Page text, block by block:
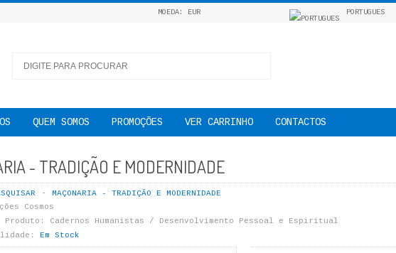
MOEDA: EUR PORTUGUES
QUEM SOMOS PROMOÇÕES VER CARRINHO CONTACTOS
- TRADIÇÃO E MODERNIDADE
MAÇONARIA - TRADIÇÃO E MODERNIDADE
Cosmos
Produto:
Cadernos Humanistas / Desenvolvimento Pessoal e Espiritual
Em Stock